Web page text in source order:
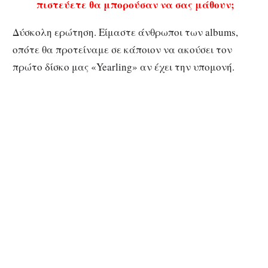
πιστεύετε θα μπορούσαν να σας μάθουν;
Δύσκολη ερώτηση. Είμαστε άνθρωποι των albums,
οπότε θα προτείναμε σε κάποιον να ακούσει τον
πρώτο δίσκο μας «Yearling» αν έχει την υπομονή.